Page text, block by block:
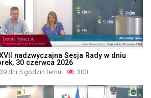
nadzwyczajna Sesja Rady w dniu
30 czerwca 2026
39 dni 5 godzin temu 300